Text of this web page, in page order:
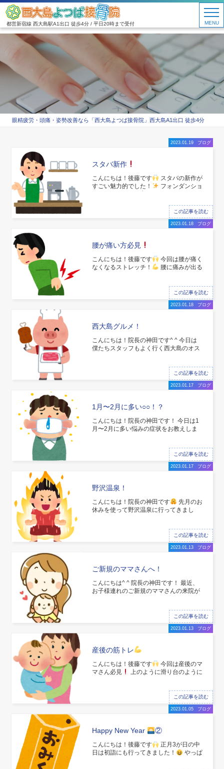
都営新宿線 西大島駅A1出口 徒歩4分 / 平日20時まで受付 MENU
眼精疲労・頭痛・姿勢改善なら「西大島よつば接骨院」西大島A1出口 徒歩4分
2023.01.19 ブログ
スタバ新作
こんにちは！後藤です
スタバの新作が
すごい魅力的でした！
フォンダンショ
すが、今回はTwitterで人気のカスタムに
この記事を読む
2023.01.18 ブログ
腰が痛い方必見
こんにちは！後藤です
今回は腰が痛く
なくなるストレッチ！
腰に痛みが出る
担がかかる人 ・普段の姿勢が悪くて痛め
る人 ・座りすぎて硬くなる人 など
この記事を読む
2023.01.18 ブログ
西大島グルメ！
こんにちは！院長の神田です^ ^ 今日は
僕たちスタッフもよく行く西大島のオス
ちゃん！！ スタッフも毎週お昼はお世話
になっています！ からあげ定食大 この
この記事を読む
2023.01.17 ブログ
1月〜2月に多い○○！？
こんにちは！院長の神田です！ 今日は1
月〜2月に多い悩みの症状をお教えしま
リ腰の症状の人が急増してます！！ ギッ
クリ腰まで行かなくても、腰がピキっと
したなどギックリ腰の手前の症
この記事を読む
2023.01.17 ブログ
野沢温泉！
こんにちは！院長の神田です
先月のお
休みを使って野沢温泉に行ってきまし
野沢温泉は長野県にあります^ ^ 野
沢温泉は13箇所の外湯が有名で、温泉街
を練り歩きながら13箇所の外湯を巡ると
この記事を読む
2023.01.13 ブログ
ご新規のママさんへ！
こんにちは^ ^ 院長の神田です！ 最近、
お子様連れのご新規のママさんの来院が
ベビーカーのまま来院も可能です
なか
なか、子育て中はひとりの時間をとるの
この記事を読む
2023.01.13 ブログ
産後の筋トレ
こんにちは！後藤です
今回は産後のマ
マさん必見
上のように滑り台のように
トレになります！ 産後は骨盤の周りの筋
この記事を読む
2023.01.05 ブログ
Happy New Year ②
こんにちは！後藤です
正月3が日の中
日は初詣にも行ってきました！
やっぱ